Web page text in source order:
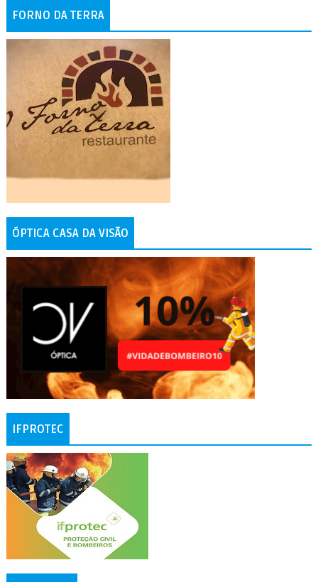
FORNO DA TERRA
ÓPTICA CASA DA VISÃO
IFPROTEC